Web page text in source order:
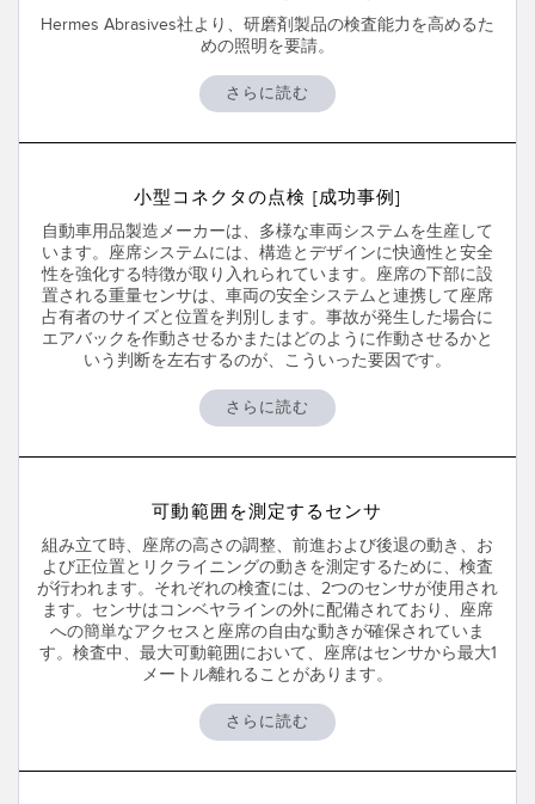
Hermes Abrasives社より、研磨剤製品の検査能力を高めるた
めの照明を要請。
さらに読む
小型コネクタの点検 [成功事例]
自動車用品製造メーカーは、多様な車両システムを生産して
います。座席システムには、構造とデザインに快適性と安全
性を強化する特徴が取り入れられています。座席の下部に設
置される重量センサは、車両の安全システムと連携して座席
占有者のサイズと位置を判別します。事故が発生した場合に
エアバックを作動させるかまたはどのように作動させるかと
いう判断を左右するのが、こういった要因です。
さらに読む
可動範囲を測定するセンサ
組み立て時、座席の高さの調整、前進および後退の動き、お
よび正位置とリクライニングの動きを測定するために、検査
が行われます。それぞれの検査には、2つのセンサが使用され
ます。センサはコンベヤラインの外に配備されており、座席
への簡単なアクセスと座席の自由な動きが確保されていま
す。検査中、最大可動範囲において、座席はセンサから最大1
メートル離れることがあります。
さらに読む